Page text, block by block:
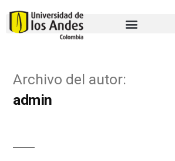
Archivo del autor:
admin